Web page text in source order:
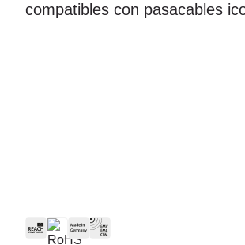
compatibles con pasacables